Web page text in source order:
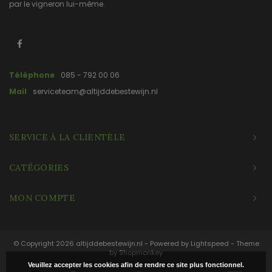
par le vigneron lui-même.
Téléphone
085 - 792 00 06
Mail
serviceteam@altijddebestewijn.nl
SERVICE À LA CLIENTÈLE
CATÉGORIES
MON COMPTE
© Copyright 2026 altijddebestewijn.nl - Powered by Lightspeed - Theme
by Shopmonkey
Veuillez accepter les cookies afin de rendre ce site plus fonctionnel.